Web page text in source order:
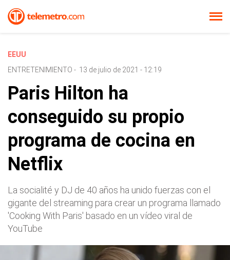
EEUU
ENTRETENIMIENTO - 13 de julio de 2021 - 12:19
Paris Hilton ha
conseguido su propio
programa de cocina en
Netflix
La socialité y DJ de 40 años ha unido fuerzas con el
gigante del streaming para crear un programa llamado
'Cooking With Paris' basado en un vídeo viral de
YouTube